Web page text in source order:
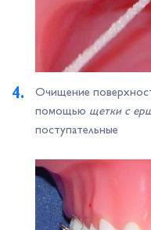
Очищение
помощью щетки с
поступательные